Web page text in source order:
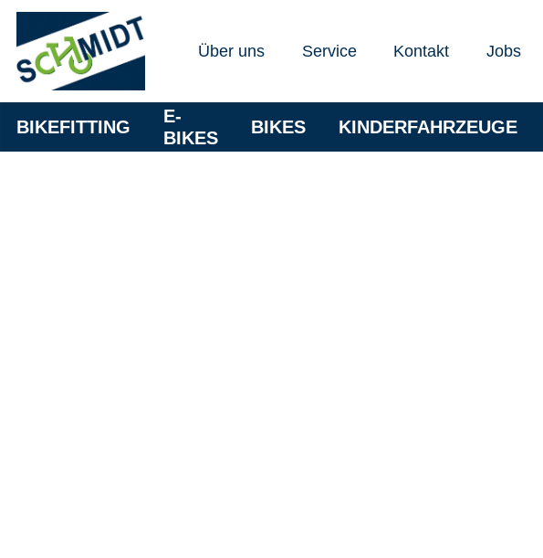
Über uns Service Kontakt Jobs
BIKEFITTING
E-
BIKES
BIKES KINDERFAHRZEUGE